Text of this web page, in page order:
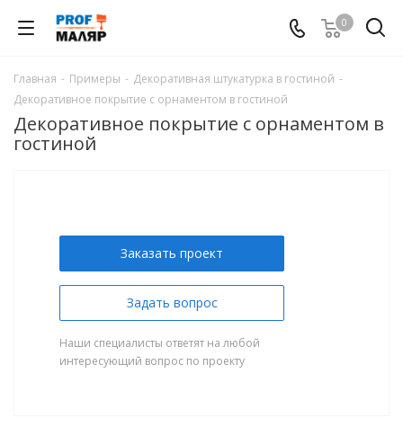
0
Главная - Примеры - Декоративная штукатурка в гостиной -
Декоративное покрытие с орнаментом в гостиной
Декоративное покрытие с орнаментом в
гостиной
Заказать проект
Задать вопрос
Наши специалисты ответят на любой
интересующий вопрос по проекту